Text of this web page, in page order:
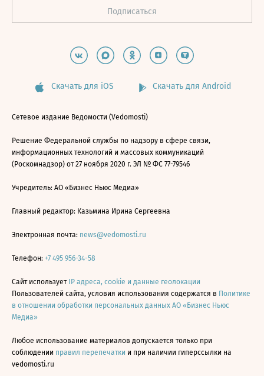
Скачать для iOS Скачать для Android
Сетевое издание Ведомости (Vedomosti)
Решение Федеральной службы по надзору в сфере связи,
информационных технологий и массовых коммуникаций
(Роскомнадзор) от 27 ноября 2020 г. ЭЛ № ФС 77-79546
Учредитель: АО «Бизнес Ньюс Медиа»
Главный редактор: Казьмина Ирина Сергеевна
Электронная почта: news@vedomosti.ru
Телефон: +7 495 956-34-58
Сайт использует IP адреса, cookie и данные геолокации
Пользователей сайта, условия использования содержатся в Политике
в отношении обработки персональных данных АО «Бизнес Ньюс
Медиа»
Любое использование материалов допускается только при
соблюдении правил перепечатки и при наличии гиперссылки на
vedomosti.ru